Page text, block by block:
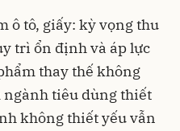
ô tô, giấy: kỳ vọng thu
trì ổn định và áp lực
thay thế không
ngành tiêu dùng thiết
không thiết yếu vẫn